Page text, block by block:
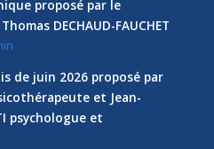
proposé par le
DECHAUD-FAUCHET
de juin 2026 proposé par
et Jean-
psychologue et